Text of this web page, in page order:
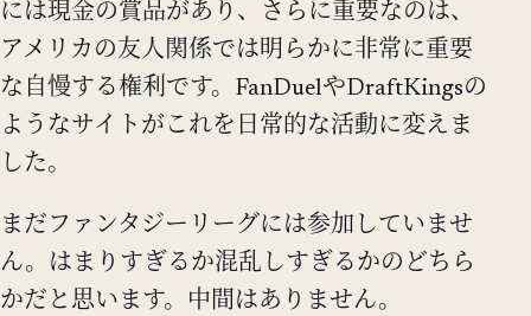
には現金の賞品があり、さらに重要なのは、
アメリカの友人関係では明らかに非常に重要
な自慢する権利です。FanDuelやDraftKingsの
ようなサイトがこれを日常的な活動に変えま
した。
まだファンタジーリーグには参加していませ
ん。はまりすぎるか混乱しすぎるかのどちら
かだと思います。中間はありません。